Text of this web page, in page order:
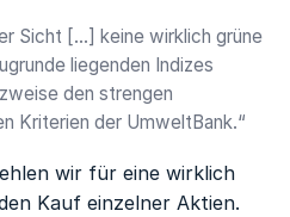
Sicht […] keine wirklich grüne
liegenden Indizes
den strengen
Kriterien der UmweltBank.“
wir für eine wirklich
Kauf einzelner Aktien.